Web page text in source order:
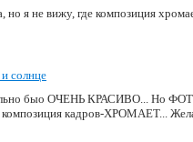
но я не вижу, где композиция
солнце
быо ОЧЕНЬ КРАСИВО... Но
композиция кадров-ХРОМАЕТ...